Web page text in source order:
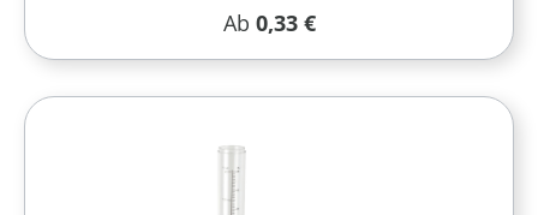
Regulärer Preis:
Ab 0,33 €